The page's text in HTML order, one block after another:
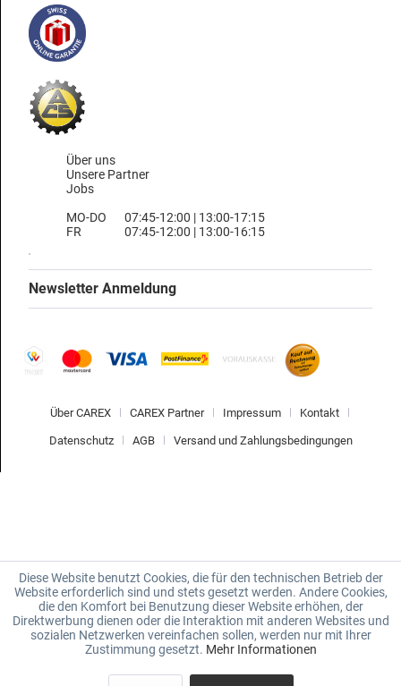
Über uns
Unsere Partner
Jobs
MO-DO
FR
07:45-12:00 | 13:00-17:15
07:45-12:00 | 13:00-16:15
Newsletter Anmeldung
Über CAREX CAREX Partner Impressum Kontakt
Datenschutz AGB Versand und Zahlungsbedingungen
Diese Website benutzt Cookies, die für den technischen Betrieb der
Website erforderlich sind und stets gesetzt werden. Andere Cookies,
die den Komfort bei Benutzung dieser Website erhöhen, der
Direktwerbung dienen oder die Interaktion mit anderen Websites und
sozialen Netzwerken vereinfachen sollen, werden nur mit Ihrer
Zustimmung gesetzt. Mehr Informationen